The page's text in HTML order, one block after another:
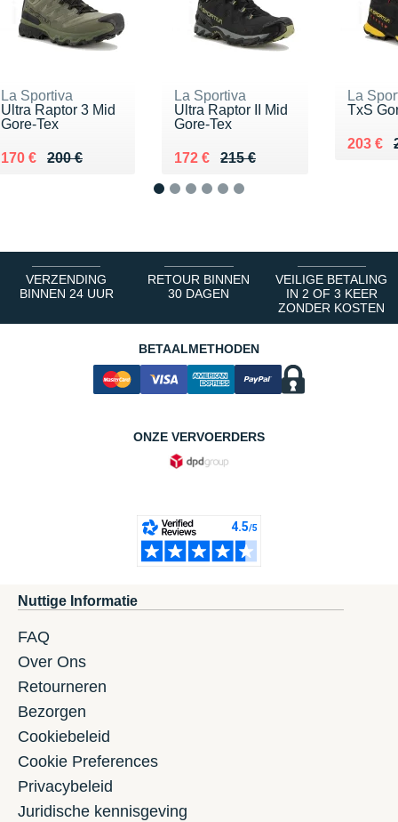
La Sportiva
Ultra Raptor 3 Mid
Gore-Tex
200 €
Au lieu de 200 €
170 €
Vendu 170 €
La Sportiva
Ultra Raptor II Mid
Gore-Tex
215 €
Au lieu de 215 €
172 €
Vendu 172 €
La
TxS
Au lieu
203 €
Vendu
VERZENDING
BINNEN 24 UUR
RETOUR BINNEN
30 DAGEN
VEILIGE BETALING
IN 2 OF 3 KEER
ZONDER KOSTEN
BETAALMETHODEN
ONZE VERVOERDERS
Nuttige Informatie
FAQ
Over Ons
Retourneren
Bezorgen
Cookiebeleid
Cookie Preferences
Privacybeleid
Juridische kennisgeving